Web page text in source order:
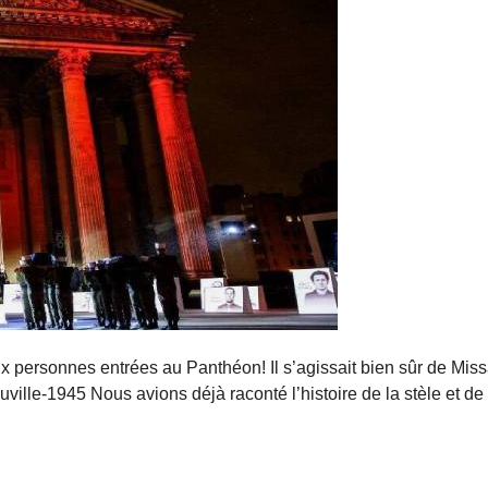
personnes entrées au Panthéon! Il s’agissait bien sûr de
1945 Nous avions déjà raconté l’histoire de la stèle et